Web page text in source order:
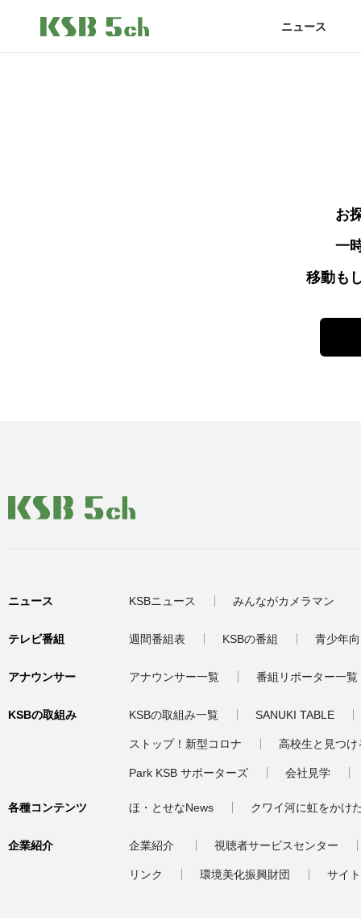
ニュース
お
一
移動も
ニュース KSBニュース みんながカメラマン
テレビ番組 週間番組表 KSBの番組 青少年
アナウンサー アナウンサー一覧 番組リポーター一覧
KSBの取組み KSBの取組み一覧 SANUKI TABLE
ストップ！新型コロナ 高校生と見つ
Park KSB サポーターズ 会社見学
各種コンテンツ ほ・とせなNews クワイ河に虹をかけ
企業紹介 企業紹介 視聴者サービスセンター
リンク 環境美化振興財団 サイ